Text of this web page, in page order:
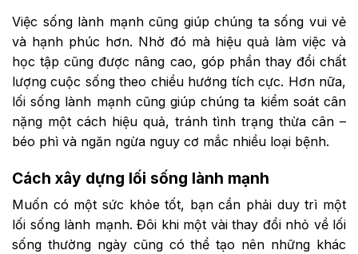
Việc sống lành mạnh cũng giúp chúng ta sống vui vẻ
và hạnh phúc hơn. Nhờ đó mà hiệu quả làm việc và
học tập cũng được nâng cao, góp phần thay đổi chất
lượng cuộc sống theo chiều hướng tích cực. Hơn nữa,
lối sống lành mạnh cũng giúp chúng ta kiểm soát cân
nặng một cách hiệu quả, tránh tình trạng thừa cân –
béo phì và ngăn ngừa nguy cơ mắc nhiều loại bệnh.
Cách xây dựng lối sống lành mạnh
Muốn có một sức khỏe tốt, bạn cần phải duy trì một
lối sống lành mạnh. Đôi khi một vài thay đổi nhỏ về lối
sống thường ngày cũng có thể tạo nên những khác